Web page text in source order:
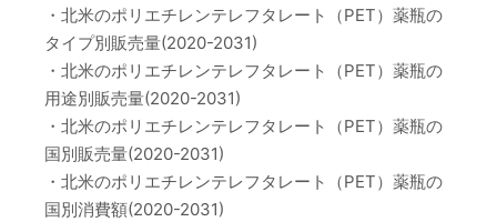
・北米のポリエチレンテレフタレート（PET）薬瓶の
タイプ別販売量(2020-2031)
・北米のポリエチレンテレフタレート（PET）薬瓶の
用途別販売量(2020-2031)
・北米のポリエチレンテレフタレート（PET）薬瓶の
国別販売量(2020-2031)
・北米のポリエチレンテレフタレート（PET）薬瓶の
国別消費額(2020-2031)